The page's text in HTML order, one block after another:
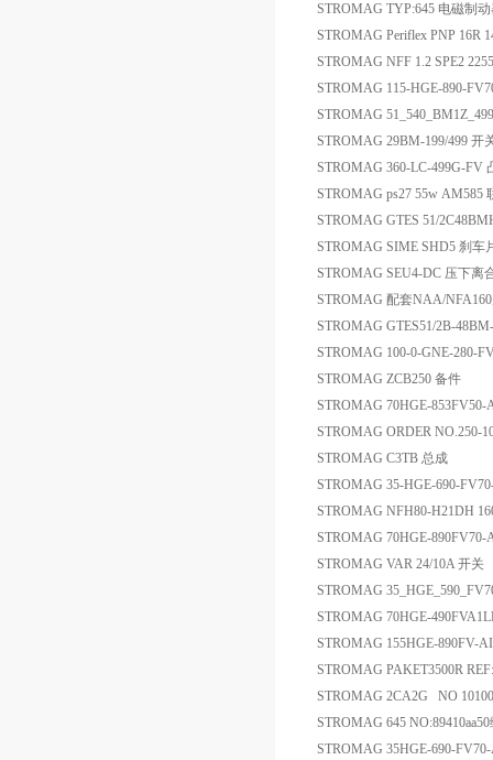
STROMAG TYP:645 电磁制
STROMAG Periflex PNP 16R
STROMAG NFF 1.2 SPE2
STROMAG 115-HGE-890-
STROMAG
STROMAG 29BM-199/499 开
STROMAG 360-LC-499G-FV
STROMAG ps27 55w AM585
STROMAG GTES 51/
STROMAG SIME SHD5 刹车
STROMAG SEU4-DC 压下离
STROMAG 配套NAA/
STROMAG GTES51/2B-
STROMAG 100-0-GNE-280-
STROMAG ZCB250 备件
STROMAG 70HGE-853FV50-
STROMAG ORDER NO.250-
STROMAG C3TB 总成
STROMAG 35-HGE-690-
STROMAG NFH80-H21DH
STROMAG 70HGE-890FV70-
STROMAG VAR 24/10A 开关
STROMAG
STROMAG 70HGE-
STROMAG 155HGE-890FV-
STROMAG PAKET3500R
STROMAG 2CA2G NO
STROMAG 645
STROMAG 35HGE-690-